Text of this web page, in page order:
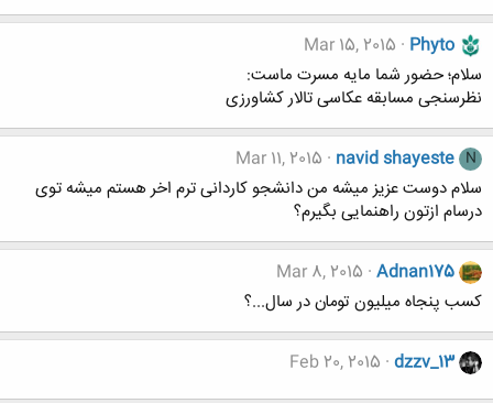
Phyto
Mar 15, 2015
سلام؛ حضور شما مایه مسرت ماست:
نظرسنجی مسابقه عکاسی تالار کشاورزی
N
navid shayeste
Mar 11, 2015
سلام دوست عزیز میشه من دانشجو کاردانی ترم اخر هستم میشه توی
درسام ازتون راهنمایی بگیرم؟
Adnan175
Mar 8, 2015
کسب پنجاه میلیون تومان در سال...؟
dzzv_13
Feb 20, 2015